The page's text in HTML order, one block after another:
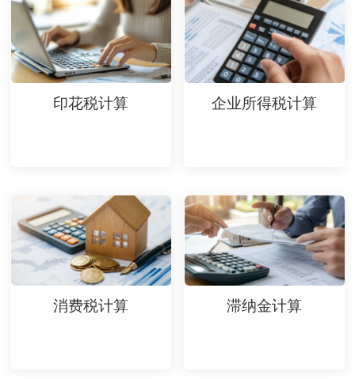
印花税计算 企业所得税计算
消费税计算 滞纳金计算